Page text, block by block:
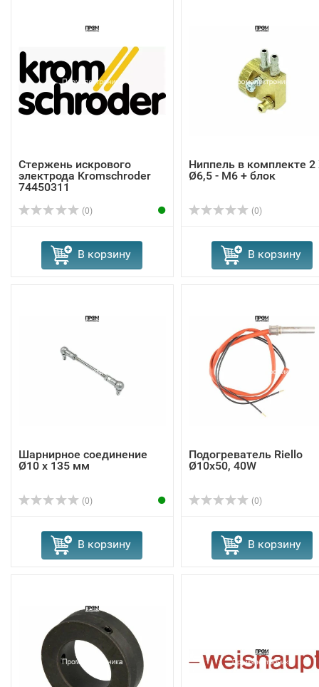
Стержень искрового
электрода Kromschroder
74450311
(0)
В корзину
Ниппель в комплекте 2
Ø6,5 - M6 + блок
(0)
В корзину
Шарнирное соединение
Ø10 x 135 мм
(0)
В корзину
Подогреватель Riello
Ø10x50, 40W
(0)
В корзину